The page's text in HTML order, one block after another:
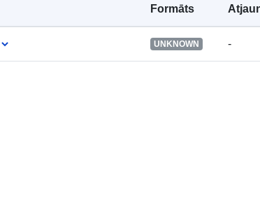
Formāts
UNKNOWN -
uriRef:
Piekļuves